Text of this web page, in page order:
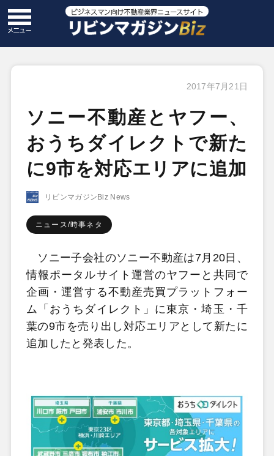
2017年7月21日
ソニー不動産とヤフー、
おうちダイレクトで新た
に9市を対応エリアに追加
リビンマガジンBiz News
ニュース/時事ネタ
ソニー子会社のソニー不動産は7月20日、
情報ポータルサイト運営のヤフーと共同で
企画・運営する不動産売買プラットフォー
ム「おうちダイレクト」に東京・埼玉・千
葉の9市を売り出し対応エリアとして新たに
追加したと発表した。